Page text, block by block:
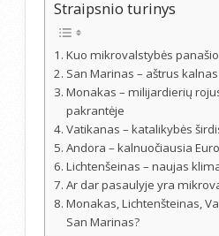
Straipsnio turinys
Kuo mikrovalstybės
San Marinas – aštrus
Monakas – milijardierių
pakrantėje
Vatikanas – katalikybės
Andora – kalnuočiausia
Lichtenšeinas – naujas
Ar dar pasaulyje yra
Monakas, Lichtenšteinas,
San Marinas?